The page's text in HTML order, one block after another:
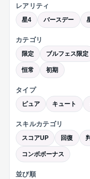
レアリティ
星4 バースデー
カテゴリ
限定 ブルフェス限定
恒常 初期
タイプ
ピュア キュート
スキルカテゴリ
スコアUP 回復
コンボボーナス
並び順